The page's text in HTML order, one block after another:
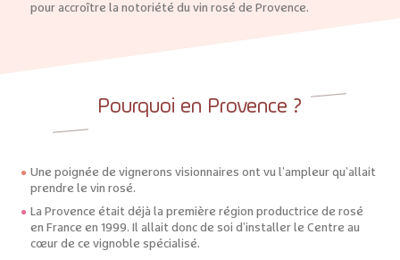
pour accroître la notoriété du vin rosé de Provence.
Pourquoi en Provence ?
Une poignée de vignerons visionnaires ont vu l’ampleur qu’allait
prendre le vin rosé.
La Provence était déjà la première région productrice de rosé
en France en 1999. Il allait donc de soi d’installer le Centre au
cœur de ce vignoble spécialisé.